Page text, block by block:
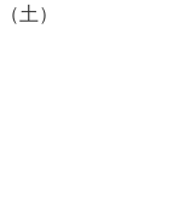
土）